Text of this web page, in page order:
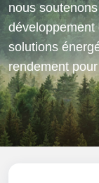
nous
solutions
rendement